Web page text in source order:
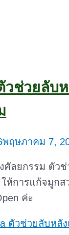
วช่วยลับ
พฤษภาคม 7,
ศัลยกรรม ตั
ห้การแก้จมูก
ค่ะ
ตัวช่วยลับหลั